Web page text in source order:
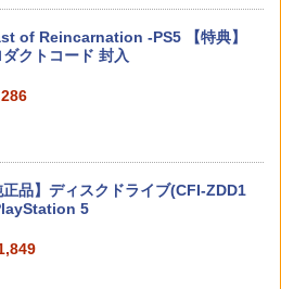
ラトゥーン レイダース -Switch2
Switch 2(日本語・国内専用)
of Reincarnation -PS5 【特典】
ダクトコード 封入
正品】ディスクドライブ(CFI-ZDD1
5